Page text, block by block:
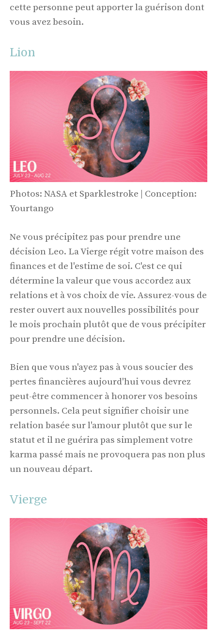
cette personne peut apporter la guérison dont
vous avez besoin.
Lion
Photos: NASA et Sparklestroke | Conception:
Yourtango
Ne vous précipitez pas pour prendre une
décision Leo. La Vierge régit votre maison des
finances et de l'estime de soi. C'est ce qui
détermine la valeur que vous accordez aux
relations et à vos choix de vie. Assurez-vous de
rester ouvert aux nouvelles possibilités pour
le mois prochain plutôt que de vous précipiter
pour prendre une décision.
Bien que vous n'ayez pas à vous soucier des
pertes financières aujourd'hui vous devrez
peut-être commencer à honorer vos besoins
personnels. Cela peut signifier choisir une
relation basée sur l'amour plutôt que sur le
statut et il ne guérira pas simplement votre
karma passé mais ne provoquera pas non plus
un nouveau départ.
Vierge